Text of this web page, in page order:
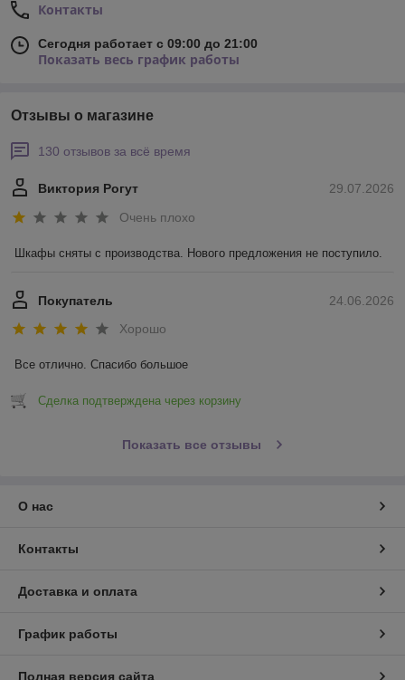
Контакты
Сегодня работает с 09:00 до 21:00
Показать весь график работы
Отзывы о магазине
130 отзывов за всё время
29.07.2026
Виктория Рогут
Очень плохо
Шкафы сняты с производства. Нового предложения не поступило.
24.06.2026
Покупатель
Хорошо
Все отлично. Спасибо большое
Сделка подтверждена через корзину
Показать все отзывы
О нас
Контакты
Доставка и оплата
График работы
Полная версия сайта